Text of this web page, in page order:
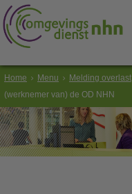
Home Menu Melding overlast
(werknemer van) de OD NHN